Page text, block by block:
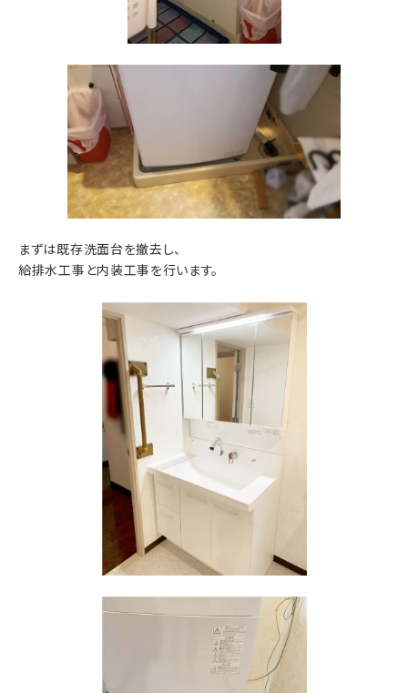
まずは既存洗面台を撤去し、
給排水工事と内装工事を行います。